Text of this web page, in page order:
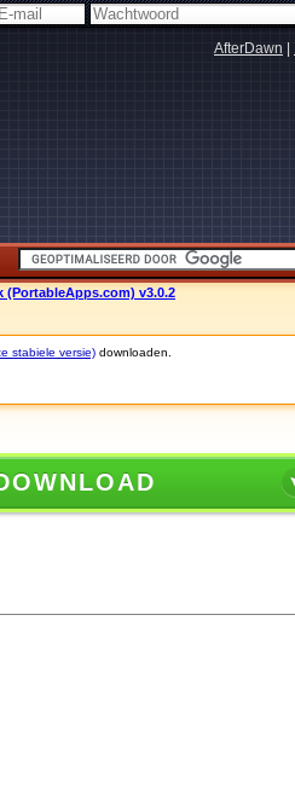
AfterDawn
(PortableApps.com) v3.0.2
stabiele versie) downloaden.